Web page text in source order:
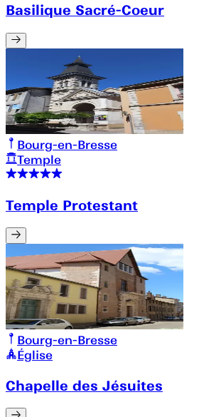
Basilique Sacré-Coeur
Bourg-en-Bresse
Temple
Temple Protestant
Bourg-en-Bresse
Église
Chapelle des Jésuites